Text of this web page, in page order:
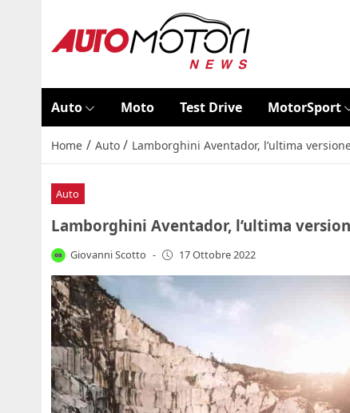
Auto Moto Test Drive MotorSport
Home / Auto / Lamborghini Aventador, l’ultima
Auto
Lamborghini Aventador, l’ultima
Giovanni Scotto - 17 Ottobre 2022